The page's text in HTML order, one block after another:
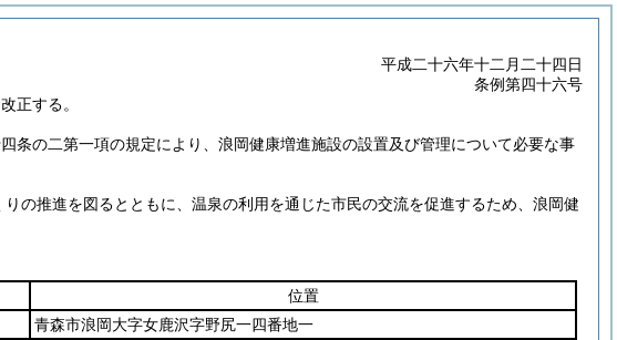
平成二十六年十二月二十四日
条例第四十六号
正する。
条の二第一項の規定により、浪岡健康増進施設の設置及び管理について必要な事
の推進を図るとともに、温泉の利用を通じた市民の交流を促進するため、浪岡健
位置
青森市浪岡大字女鹿沢字野尻一四番地一